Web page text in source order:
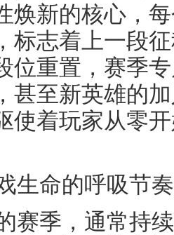
焕新的核心，
标志着上一段
位重置，赛季
甚至新英雄的
使着玩家从零
生命的呼吸节奏
赛季，通常持